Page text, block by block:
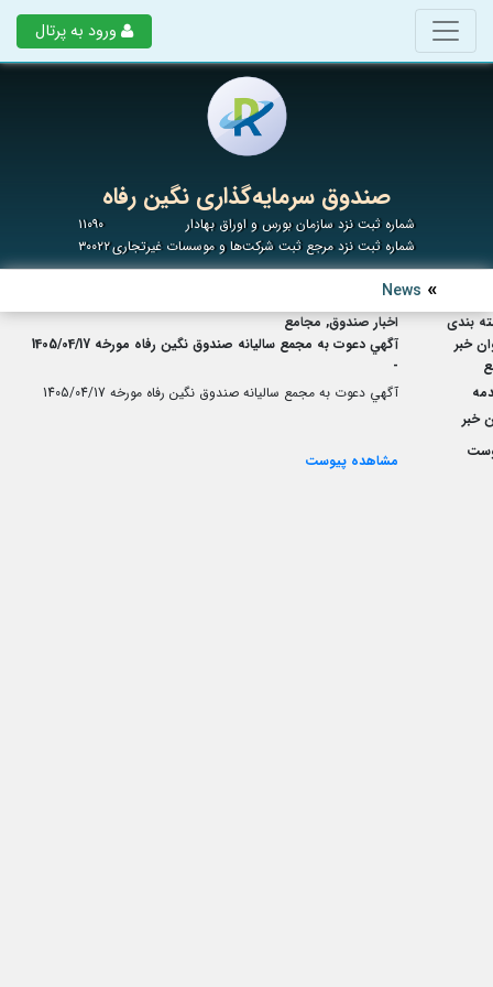
ورود به پرتال
صندوق سرمایه‌گذاری نگین رفاه
شماره ثبت نزد سازمان بورس و اوراق بهادار
۱۱۰۹۰
شماره ثبت نزد مرجع ثبت شرکت‌ها و موسسات غیرتجاری۳۰۰۲۲
News
بندی
اخبار صندوق, مجامع
خبر
آگهي دعوت به مجمع سالیانه صندوق نگین رفاه مورخه 1405/04/17
-
آگهي دعوت به مجمع سالیانه صندوق نگین رفاه مورخه 1405/04/17
خبر
مشاهده پیوست